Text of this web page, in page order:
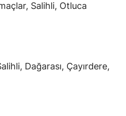
Salihli, Otluca
Dağarası, Çayırdere,